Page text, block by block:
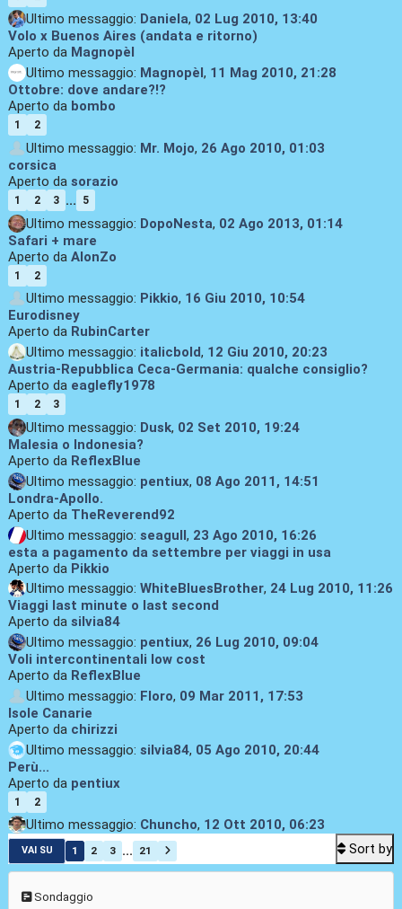
Ultimo messaggio: Daniela, 02 Lug 2010, 13:40
Volo x Buenos Aires (andata e ritorno)
Aperto da Magnopèl
Ultimo messaggio: Magnopèl, 11 Mag 2010, 21:28
Ottobre: dove andare?!?
Aperto da bombo
1 2
Ultimo messaggio: Mr. Mojo, 26 Ago 2010, 01:03
corsica
Aperto da sorazio
1 2 3 ... 5
Ultimo messaggio: DopoNesta, 02 Ago 2013, 01:14
Safari + mare
Aperto da AlonZo
1 2
Ultimo messaggio: Pikkio, 16 Giu 2010, 10:54
Eurodisney
Aperto da RubinCarter
Ultimo messaggio: italicbold, 12 Giu 2010, 20:23
Austria-Repubblica Ceca-Germania: qualche consiglio?
Aperto da eaglefly1978
1 2 3
Ultimo messaggio: Dusk, 02 Set 2010, 19:24
Malesia o Indonesia?
Aperto da ReflexBlue
Ultimo messaggio: pentiux, 08 Ago 2011, 14:51
Londra-Apollo.
Aperto da TheReverend92
Ultimo messaggio: seagull, 23 Ago 2010, 16:26
esta a pagamento da settembre per viaggi in usa
Aperto da Pikkio
Ultimo messaggio: WhiteBluesBrother, 24 Lug 2010, 11:26
Viaggi last minute o last second
Aperto da silvia84
Ultimo messaggio: pentiux, 26 Lug 2010, 09:04
Voli intercontinentali low cost
Aperto da ReflexBlue
Ultimo messaggio: Floro, 09 Mar 2011, 17:53
Isole Canarie
Aperto da chirizzi
Ultimo messaggio: silvia84, 05 Ago 2010, 20:44
Perù...
Aperto da pentiux
1 2
Ultimo messaggio: Chuncho, 12 Ott 2010, 06:23
VAI SU 1 2 3 ... 21 Sort by
Sondaggio